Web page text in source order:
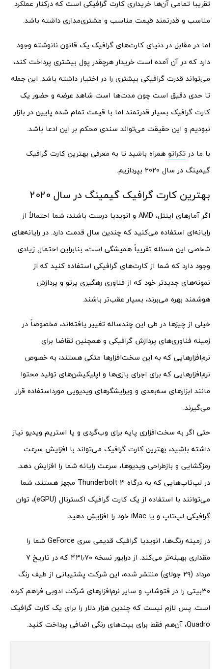
تقریبا تمامی ‌آن‌ها خریداری کارت گرافیکی است که درکنار عملکرد
مناسب و قدرتمند قیمت مناسب و مشتری‌مداری داشته باشد.
اما در مقابل در دنیای کارت‌های گرافیک یک قانون نانوشته وجود
دارد که در آن آمده است خریدار هرچقدر پول بیشتری پرداخت کند،
می‌تواند قدرت گرافیکی بیشتری را در اختیار داشته باشد. این جمله
تا حدی دقیق است چون مدت‌ها است شاهد عرضه و حضور یک
کارت گرافیک بسیار قدرتمند اما با قیمت تمام شده پایین در بازار
نبودیم و این حقیقت می‌تواند سندی محکم بر این ادعا باشد.
با ما در تکراتو همراه باشید تا به معرفی بهترین کارت گرافیک
گیمینگ در سال 2020 بپردازیم.
بهترین کارت گرافیک گیمینگ در سال 2020
اگر آمارهای اینتل، AMD و انویدیا درست باشند، شما احتمالاً از
رایانه‌ای استفاده می‌کنید که چندین سال قدمت دارد. در رایانه‌های
شخصی این مسئله تقریباً همیشگی است، بنابراین احتمال زیادی
وجود دارد که شما از کارت‌های گرافیکی استفاده کنید که از
نمونه‌های جدیدتر خود که از فناوری رهگیری پرتو و پردازش
هوشمند بهره می‌برند، بسیار عقب‌تر باشند.
خیلی از چیزها در طی این چندساله تغییر یافته‌اند، مخصوصاً در
زمینه فناوری‌های پردازش گرافیکی و همچنین تقاضا برای
نرم‌افزارهایی که به این سخت‌افزارها متکی هستند، به خصوص
نرم‌افزارهایی که برای اجرای بازی‌ها و اپلیکیشن‌های تولید محتوا
مانند ابزارهای سه‌بعدی و ویرایشگرهای ویدیویی مورداستفاده قرار
می‌گیرند.
حتی اگر به سخت‌افزاری پایه برای وب‌گردی و یا استریم ویدیو نیاز
داشته باشید، بهترین کارت گرافیک می‌تواند با افزایش سرعت
رمزگشایی و بازطراحی ویدیوها، سرعت رایانه شما را افزایش دهد.
در لپ‌تاپ‌هایی که به درگاه
Thunderbolt 3 مجهز هستند، شما
می‌توانند با استفاده از یک کارت گرافیک اکسترنال (eGPU)، توان
گرافیکی لپ‌تاپ و یا iMac خود را افزایش دهید.
در زمینه رنگ‌ها، انویدیا گرافیک قدیمی سری GeForce شما را
مقداری بهینه‌تر می‌کند. از درایور نسخه ۴۳۱٫۷۰ که در تاریخ ۷
مرداد (۲۹ جولای) منتشر شده، این شرکت پشتیبانی از طیف رنگ
۳۰بیتی را در فتوشاپ و سایر نرم‌افزارهای شرکت ادوبی فراهم کرده
است. پس لازم نیست که چندین هزار دلار را برای یک کارت گرافیک
Quadro، آن‌هم فقط برای بیت‌های رنگی اضافی پرداخت کنید.